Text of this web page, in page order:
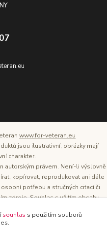
www.for-veteran.eu
jsou ilustrativní, obrázky mají
charakter.
autorským právem. Není-li výslovně
kopírovat, reprodukovat ani dále
potřebu a stručných citací či
zdroje. Souhlas s užitím obsahu
je Tomáš Oršel.
souhlas s použitím souborů